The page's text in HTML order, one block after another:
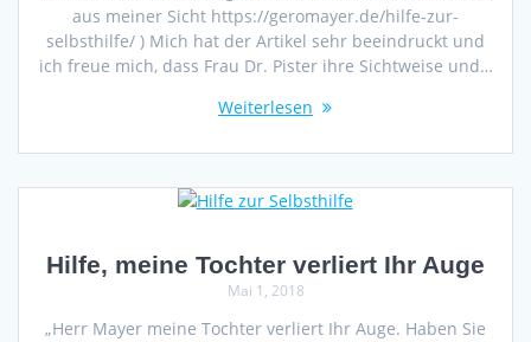
aus meiner Sicht https://geromayer.de/hilfe-zur-
selbsthilfe/ ) Mich hat der Artikel sehr beeindruckt und
ich freue mich, dass Frau Dr. Pister ihre Sichtweise und…
Weiterlesen
Hilfe, meine Tochter verliert Ihr Auge
Mai 1, 2018
„Herr Mayer meine Tochter verliert Ihr Auge. Haben Sie